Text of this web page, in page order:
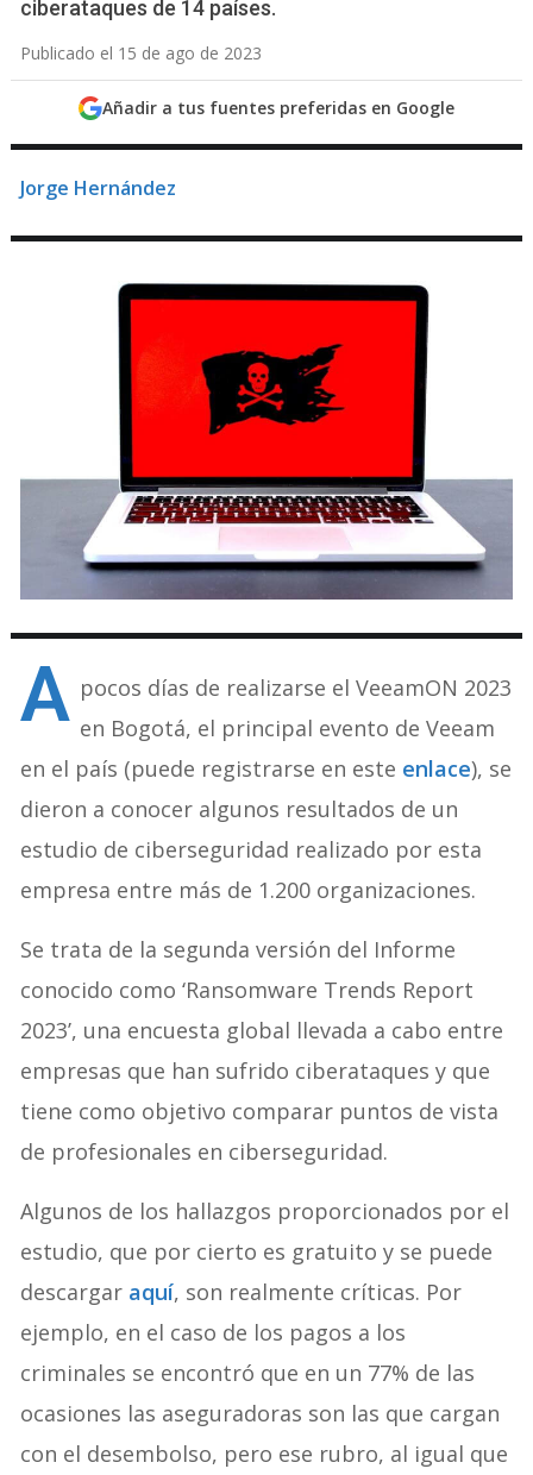
ciberataques de 14 países.
Publicado el 15 de ago de 2023
Añadir a tus fuentes preferidas en Google
Jorge Hernández
A pocos días de realizarse el VeeamON 2023
en Bogotá, el principal evento de Veeam
en el país (puede registrarse en este enlace), se
dieron a conocer algunos resultados de un
estudio de ciberseguridad realizado por esta
empresa entre más de 1.200 organizaciones.
Se trata de la segunda versión del Informe
conocido como ‘Ransomware Trends Report
2023’, una encuesta global llevada a cabo entre
empresas que han sufrido ciberataques y que
tiene como objetivo comparar puntos de vista
de profesionales en ciberseguridad.
Algunos de los hallazgos proporcionados por el
estudio, que por cierto es gratuito y se puede
descargar aquí, son realmente críticas. Por
ejemplo, en el caso de los pagos a los
criminales se encontró que en un 77% de las
ocasiones las aseguradoras son las que cargan
con el desembolso, pero ese rubro, al igual que